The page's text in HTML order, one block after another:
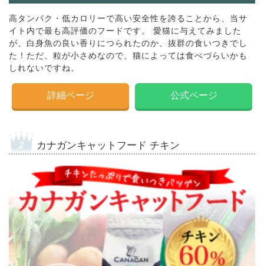
高タンパク・低カロリーで高い安全性を誇ることから、当サ
イト内で最も高評価のフードです。 愛猫に与えてみました
が、白身魚の良い香りにつられたのか、抜群の食いつきでし
た！ただ、粒が小さめなので、猫によっては食べづらいかも
しれないですね。
詳細ページ 公式ページ
カナガンキャットフード チキン